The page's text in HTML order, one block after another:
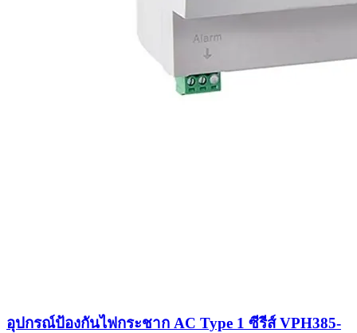
อุปกรณ์ป้องกันไฟกระชาก AC Type 1 ซีรีส์ VPH385-